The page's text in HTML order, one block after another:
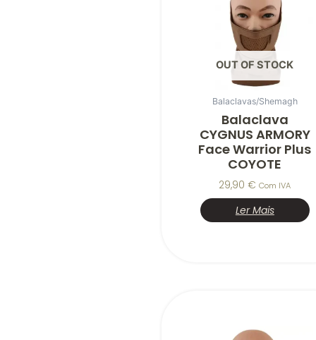
OUT OF STOCK
Balaclavas/Shemagh
Balaclava
CYGNUS ARMORY
Face Warrior Plus
COYOTE
29,90€ Com IVA
Ler Mais